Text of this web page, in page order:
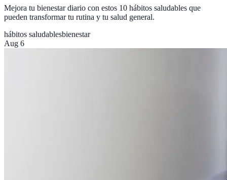
Mejora tu bienestar diario con estos 10 hábitos saludables que
pueden transformar tu rutina y tu salud general.
hábitos saludablesbienestar
Aug 6